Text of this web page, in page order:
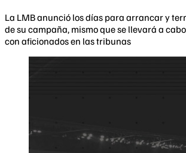
La LMB anunció los días para arrancar y
de su campaña, mismo que se llevará a
con aficionados en las tribunas